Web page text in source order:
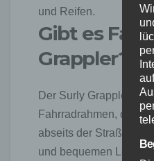
und Reifen.
Gibt es
Grappler?
Der Surly Grappler ist
Fahrradrahmen, der
abseits der Straße
und bequemen